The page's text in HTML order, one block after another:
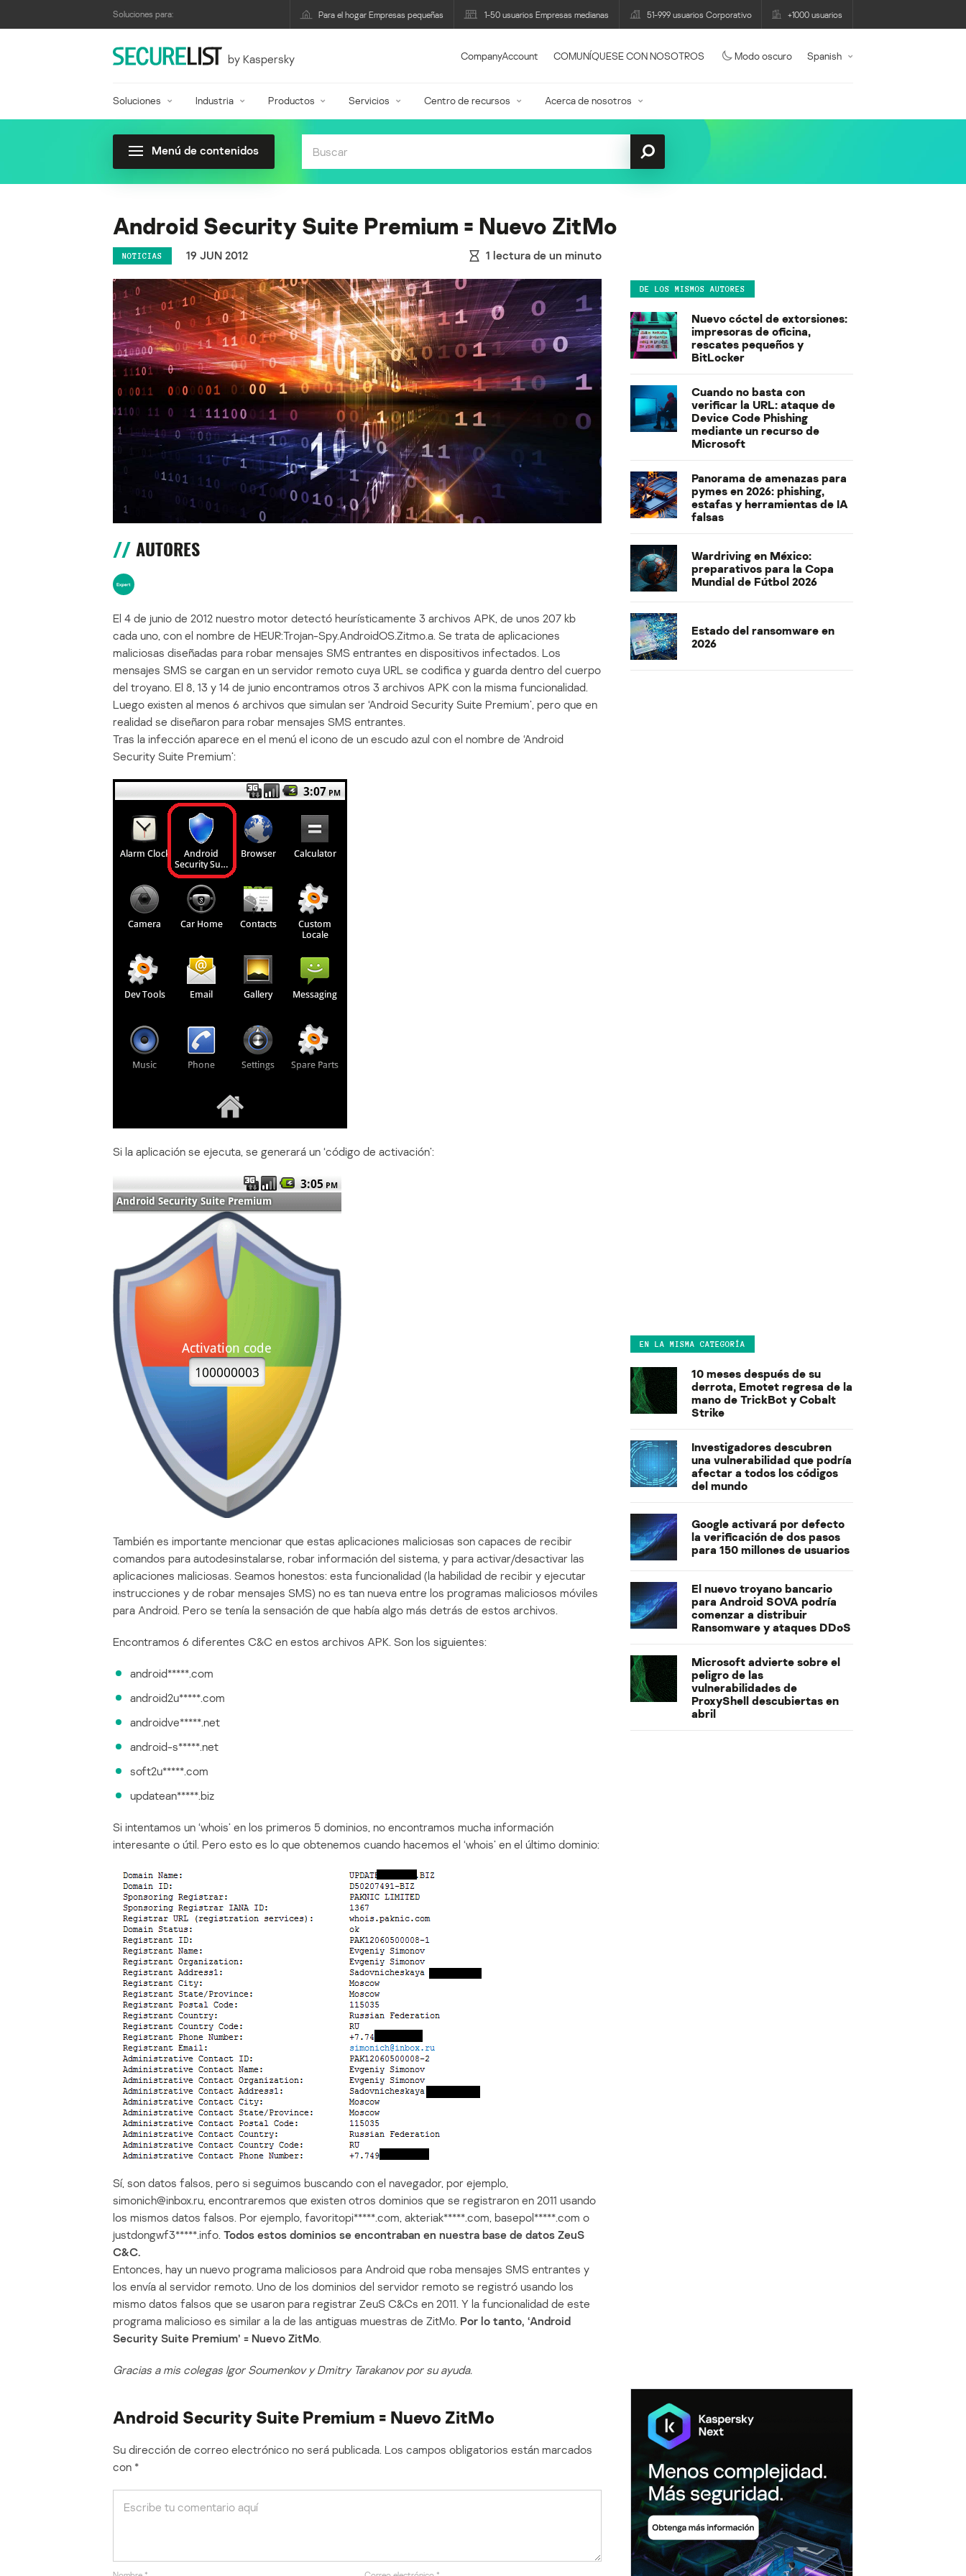
Soluciones para: Para el hogar Empresas pequeñas 1-50 usuarios Empresas medianas 51-999 usuarios Corporativo +1000 usuarios
by Kaspersky CompanyAccount COMUNÍQUESE CON NOSOTROS Modo oscuro Spanish
Soluciones Industria Productos Servicios Centro de recursos Acerca de nosotros
Menú de contenidos
Android Security Suite Premium = Nuevo ZitMo
NOTICIAS 19 JUN 2012 1 lectura de un minuto
AUTORES
El 4 de junio de 2012 nuestro motor detectó heurísticamente 3 archivos APK, de unos 207 kb
cada uno, con el nombre de HEUR:Trojan-Spy.AndroidOS.Zitmo.a. Se trata de aplicaciones
maliciosas diseñadas para robar mensajes SMS entrantes en dispositivos infectados. Los
mensajes SMS se cargan en un servidor remoto cuya URL se codifica y guarda dentro del cuerpo
del troyano. El 8, 13 y 14 de junio encontramos otros 3 archivos APK con la misma funcionalidad.
Luego existen al menos 6 archivos que simulan ser ‘Android Security Suite Premium’, pero que en
realidad se diseñaron para robar mensajes SMS entrantes.
Tras la infección aparece en el menú el icono de un escudo azul con el nombre de ‘Android
Security Suite Premium’:
Si la aplicación se ejecuta, se generará un ‘código de activación’:
También es importante mencionar que estas aplicaciones maliciosas son capaces de recibir
comandos para autodesinstalarse, robar información del sistema, y para activar/desactivar las
aplicaciones maliciosas. Seamos honestos: esta funcionalidad (la habilidad de recibir y ejecutar
instrucciones y de robar mensajes SMS) no es tan nueva entre los programas maliciosos móviles
para Android. Pero se tenía la sensación de que había algo más detrás de estos archivos.
Encontramos 6 diferentes C&C en estos archivos APK. Son los siguientes:
android*****.com
android2u*****.com
androidve*****.net
android-s*****.net
soft2u*****.com
updatean*****.biz
Si intentamos un ‘whois’ en los primeros 5 dominios, no encontramos mucha información
interesante o útil. Pero esto es lo que obtenemos cuando hacemos el ‘whois’ en el último dominio:
Sí, son datos falsos, pero si seguimos buscando con el navegador, por ejemplo,
simonich@inbox.ru, encontraremos que existen otros dominios que se registraron en 2011 usando
los mismos datos falsos. Por ejemplo, favoritopi*****.com, akteriak*****.com, basepol*****.com o
justdongwf3*****.info. Todos estos dominios se encontraban en nuestra base de datos ZeuS
C&C.
Entonces, hay un nuevo programa maliciosos para Android que roba mensajes SMS entrantes y
los envía al servidor remoto. Uno de los dominios del servidor remoto se registró usando los
mismo datos falsos que se usaron para registrar ZeuS C&Cs en 2011. Y la funcionalidad de este
programa malicioso es similar a la de las antiguas muestras de ZitMo. Por lo tanto, ‘Android
Security Suite Premium’ = Nuevo ZitMo.
Gracias a mis colegas Igor Soumenkov y Dmitry Tarakanov por su ayuda.
Android Security Suite Premium = Nuevo ZitMo
Su dirección de correo electrónico no será publicada. Los campos obligatorios están marcados
con *
DE LOS MISMOS AUTORES
Nuevo cóctel de extorsiones:
impresoras de oficina,
rescates pequeños y
BitLocker
Cuando no basta con
verificar la URL: ataque de
Device Code Phishing
mediante un recurso de
Microsoft
Panorama de amenazas para
pymes en 2026: phishing,
estafas y herramientas de IA
falsas
Wardriving en México:
preparativos para la Copa
Mundial de Fútbol 2026
Estado del ransomware en
2026
EN LA MISMA CATEGORÍA
10 meses después de su
derrota, Emotet regresa de la
mano de TrickBot y Cobalt
Strike
Investigadores descubren
una vulnerabilidad que podría
afectar a todos los códigos
del mundo
Google activará por defecto
la verificación de dos pasos
para 150 millones de usuarios
El nuevo troyano bancario
para Android SOVA podría
comenzar a distribuir
Ransomware y ataques DDoS
Microsoft advierte sobre el
peligro de las
vulnerabilidades de
ProxyShell descubiertas en
abril